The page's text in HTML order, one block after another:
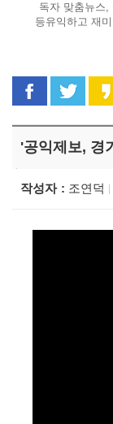
독자 맞춤뉴스,
등유익하고 재
페이스북
트
'공익제보, 경
작성자 조연덕